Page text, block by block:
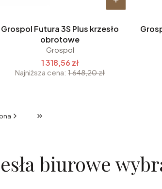
Grospol Futura 3S Plus krzesło
obrotowe
Grospol
1 318,56 zł
Najniższa cena: 1 648,20 zł
Przejdź do ostatniej strony z produktami
biurowe